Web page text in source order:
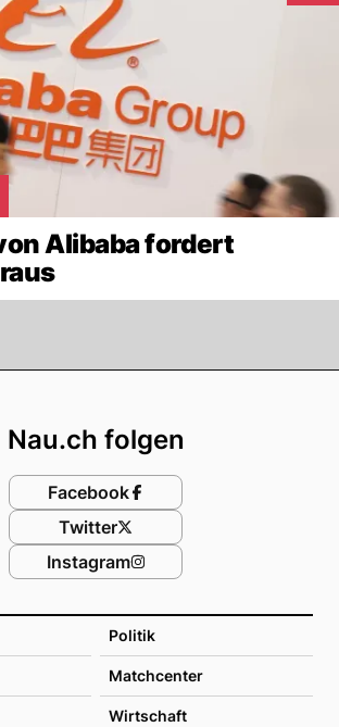
Alibaba fordert
Politik
Matchcenter
Wirtschaft
Nau.ch folgen
Facebook
Twitter
Instagram